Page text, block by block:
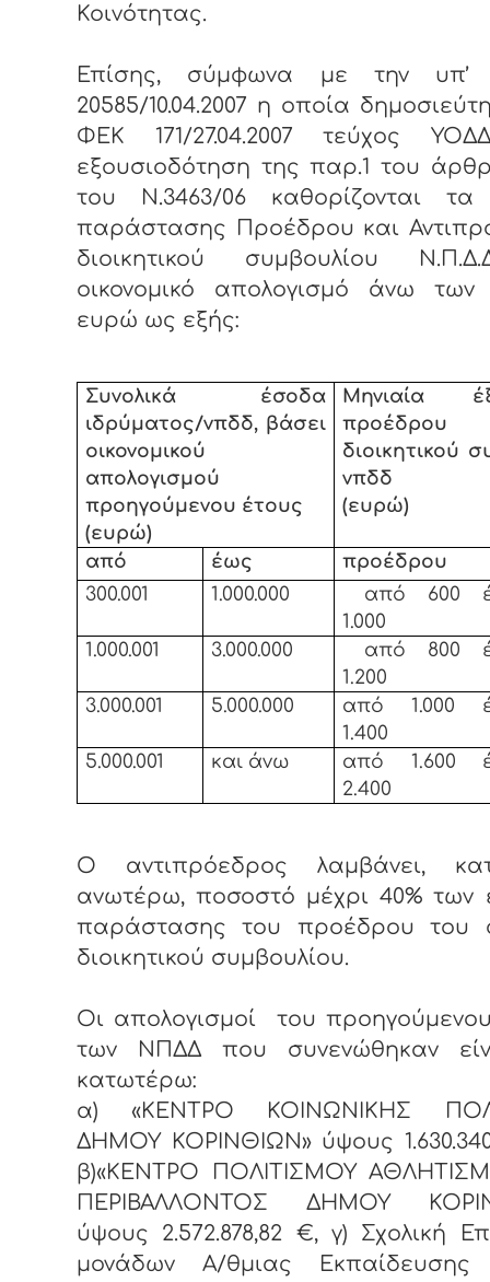
Κοινότητας.
Επίσης, σύμφωνα με την υπ’
20585/10.04.2007 η οποία
ΦΕΚ 171/27.04.2007 τεύχος
εξουσιοδότηση της παρ.1 του
του Ν.3463/06 καθορίζονται τα
παράστασης Προέδρου και
διοικητικού συμβουλίου
οικονομικό απολογισμό άνω των
ευρώ ως εξής:
Συνολικά έσοδα
ιδρύματος/νπδδ, βάσει
οικονομικού
απολογισμού
προηγούμενου έτους
(ευρώ)
Μηνιαία
προέδρου
διοικητικού
νπδδ
(ευρώ)
από έως
προέδρου
300.001
1.000.000
από 600
1.000
1.000.001
3.000.000
από 800
1.200
3.000.001
5.000.000
από 1.000
1.400
5.000.001
και άνω
από 1.600
2.400
Ο αντιπρόεδρος λαμβάνει,
ανωτέρω, ποσοστό μέχρι 40% των
παράστασης του προέδρου του
διοικητικού συμβουλίου.
Οι απολογισμοί του
των ΝΠΔΔ που συνενώθηκαν
κατωτέρω:
α) «ΚΕΝΤΡΟ ΚΟΙΝΩΝΙΚΗΣ
ΔΗΜΟΥ ΚΟΡΙΝΘΙΩΝ» ύψους
β)«ΚΕΝΤΡΟ ΠΟΛΙΤΙΣΜΟΥ
ΠΕΡΙΒΑΛΛΟΝΤΟΣ ΔΗΜΟΥ
ύψους 2.572.878,82 €, γ) Σχολική
μονάδων Α/θμιας Εκπαίδευσης